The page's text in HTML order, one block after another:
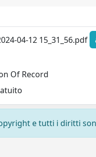
04-12 15_31_56.pdf
Of Record
e tutti i diritti